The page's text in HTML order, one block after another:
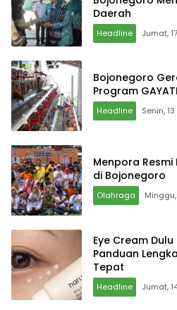
Daerah
Headline Jumat,
Bojonegoro
Program
Headline Senin,
Menpora
di Bojonegoro
Olahraga
Eye Cream
Panduan
Tepat
Headline Jumat,